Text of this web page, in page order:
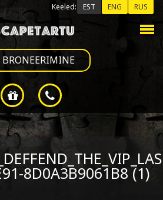
Keeled: EST ENG RUS
BRONEERIMINE
8D0A3B9061B8 (1)